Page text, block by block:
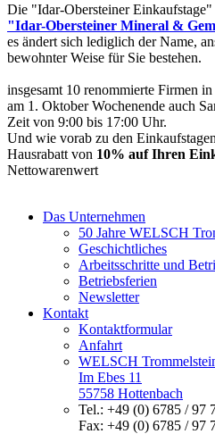
Die "Idar-Obersteiner Einkaufstage"
"Idar-Obersteiner Mineral &
es ändert sich lediglich der Name,
bewohnter Weise für Sie bestehen.
insgesamt 10 renommierte Firmen
am 1. Oktober Wochenende auch
Zeit von 9:00 bis 17:00 Uhr.
Und wie vorab zu den
Hausrabatt von 10% auf Ihren
Nettowarenwert
Das Unternehmen
50 Jahre WELSCH
Geschichtliches
Arbeitsschritte und
Betriebsferien
Newsletter
Kontakt
Kontaktformular
Anfahrt
WELSCH
Im Ebes 11
55758 Hottenbach
Tel.: +49 (0) 6785 / 97
Fax: +49 (0) 6785 / 97